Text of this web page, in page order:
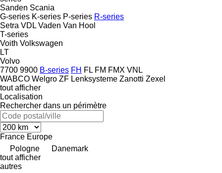
Sanden Scania
G-series K-series P-series R-series
Setra VDL Vaden Van Hool
T-series
Voith Volkswagen
LT
Volvo
7700 9900 B-series FH FL FM FMX VNL
WABCO Welgro ZF Lenksysteme Zanotti Zexel
tout afficher
Localisation
Rechercher dans un périmètre
France Europe
Pologne
Danemark
tout afficher
autres